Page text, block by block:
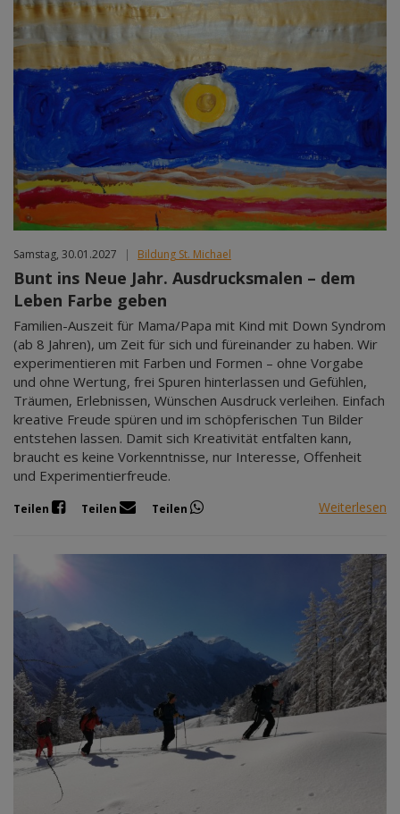
Samstag, 30.01.2027 | Bildung St. Michael
Bunt ins Neue Jahr. Ausdrucksmalen – dem
Leben Farbe geben
Familien-Auszeit für Mama/Papa mit Kind mit Down Syndrom
(ab 8 Jahren), um Zeit für sich und füreinander zu haben. Wir
experimentieren mit Farben und Formen – ohne Vorgabe
und ohne Wertung, frei Spuren hinterlassen und Gefühlen,
Träumen, Erlebnissen, Wünschen Ausdruck verleihen. Einfach
kreative Freude spüren und im schöpferischen Tun Bilder
entstehen lassen. Damit sich Kreativität entfalten kann,
braucht es keine Vorkenntnisse, nur Interesse, Offenheit
und Experimentierfreude.
Teilen Teilen Teilen Weiterlesen